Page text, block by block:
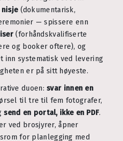
(dokumentarisk,
— spissere enn
(forhåndskvalifiserte
og booker oftere), og
inn systematisk ved levering
er på sitt høyeste.
duoen:svar innen en
til tre til fem fotografer,
send en portal, ikke en PDF.
ved brosjyrer, åpner
for planlegging med